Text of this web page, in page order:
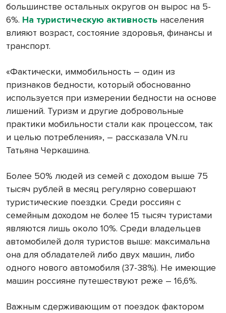
большинстве остальных округов он вырос на 5-
6%. На туристическую активность населения
влияют возраст, состояние здоровья, финансы и
транспорт.
«Фактически, иммобильность – один из
признаков бедности, который обоснованно
используется при измерении бедности на основе
лишений. Туризм и другие добровольные
практики мобильности стали как процессом, так
и целью потребления», – рассказала VN.ru
Татьяна Черкашина.
Более 50% людей из семей с доходом выше 75
тысяч рублей в месяц регулярно совершают
туристические поездки. Среди россиян с
семейным доходом не более 15 тысяч туристами
являются лишь около 10%. Среди владельцев
автомобилей доля туристов выше: максимальна
она для обладателей либо двух машин, либо
одного нового автомобиля (37-38%). Не имеющие
машин россияне путешествуют реже – 16,6%.
Важным сдерживающим от поездок фактором